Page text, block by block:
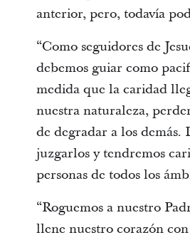
anterior, pero, todavía
“Como seguidores de
debemos guiar como
medida que la caridad
nuestra naturaleza,
de degradar a los demás.
juzgarlos y tendremos
personas de todos los
“Roguemos a nuestro
llene nuestro corazón